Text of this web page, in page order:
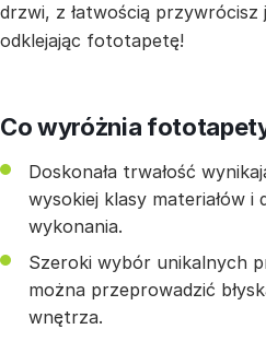
drzwi, z łatwością
odklejając fototapetę!
Co wyróżnia
Doskonała trwałość
wysokiej klasy materiałów i
wykonania.
Szeroki wybór unikalnych
można przeprowadzić
wnętrza.